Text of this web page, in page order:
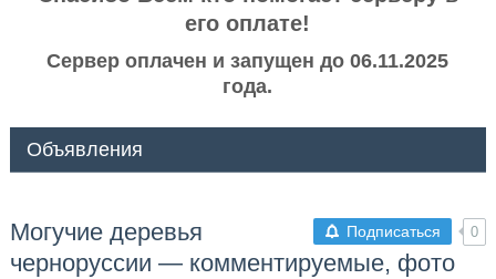
его оплате!
Сервер оплачен и запущен до 06.11.2025
года.
Объявления
Подписаться 0
Могучие деревья
черноруссии — комментируемые, фото